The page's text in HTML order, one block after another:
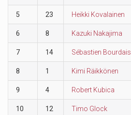
5 23 Heikki Kovalainen
6 8 Kazuki Nakajima
7 14 Sébastien Bourdais
8 1 Kimi Räikkönen
9 4 Robert Kubica
10 12 Timo Glock